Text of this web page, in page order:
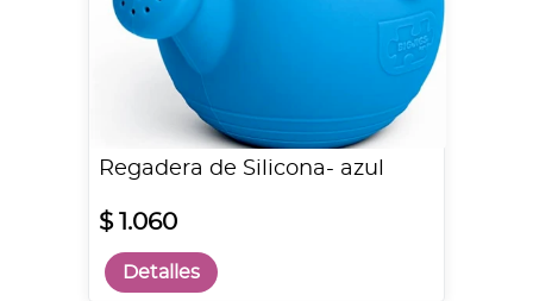
Regadera de Silicona- azul
$ 1.060
Detalles